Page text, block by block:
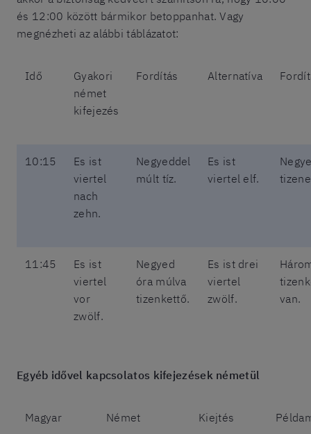
és 12:00 között bármikor betoppanhat. Vagy
megnézheti az alábbi táblázatot:
Idő
Gyakori
német
kifejezés
Fordítás Alternatíva
10:15
Es ist
viertel
nach
zehn.
Negyeddel
múlt tíz.
Es ist
viertel elf.
11:45
Es ist
viertel
vor
zwölf.
Negyed
óra múlva
tizenkettő.
Es ist drei
viertel
zwölf.
van.
Egyéb idővel kapcsolatos kifejezések németül
Magyar Német Kiejtés